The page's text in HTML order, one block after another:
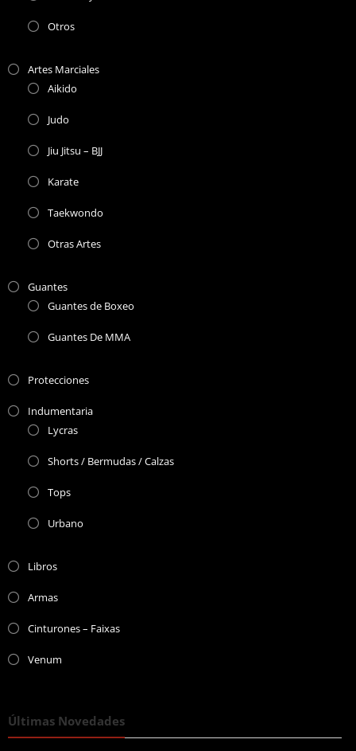
Otros
Artes Marciales
Aikido
Judo
Jiu Jitsu – BJJ
Karate
Taekwondo
Otras Artes
Guantes
Guantes de Boxeo
Guantes De MMA
Protecciones
Indumentaria
Lycras
Shorts / Bermudas / Calzas
Tops
Urbano
Libros
Armas
Cinturones – Faixas
Venum
Últimas Novedades